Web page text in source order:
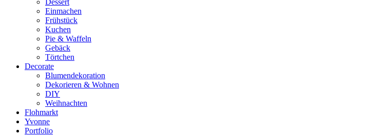
Dessert
Einmachen
Frühstück
Kuchen
Pie & Waffeln
Gebäck
Törtchen
Decorate
Blumendekoration
Dekorieren & Wohnen
DIY
Weihnachten
Flohmarkt
Yvonne
Portfolio